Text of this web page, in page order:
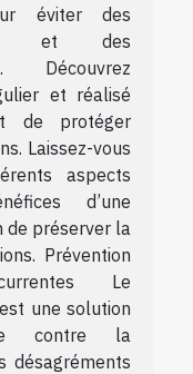
éviter des
et des
Découvrez
et réalisé
de protéger
Laissez-vous
aspects
d’une
de préserver la
Prévention
Le
une solution
contre la
désagréments